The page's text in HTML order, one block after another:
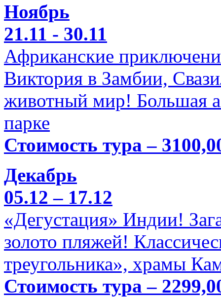
Ноябрь
21.11 - 30.11
Африканские
Виктория в Замбии,
животный мир! Большая
парке
Стоимость тура –
Декабрь
05.12 – 17.12
«Дегустация» Индии!
золото пляжей!
треугольника», храмы
Стоимость тура –